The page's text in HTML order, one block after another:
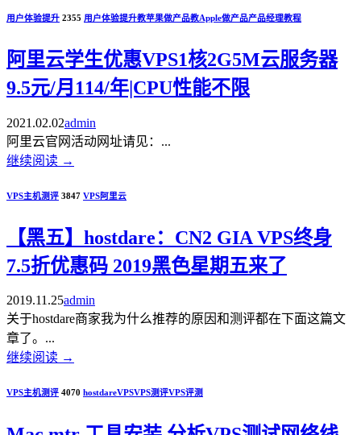
用户体验提升 2355 用户体验提升教苹果做产品教Apple做产品产品经理教程
阿里云学生优惠VPS1核2G5M云服务器
9.5元/月114/年|CPU性能不限
2021.02.02admin
阿里云官网活动网址请见：...
继续阅读 →
VPS主机测评 3847 VPS阿里云
【黑五】hostdare：CN2 GIA VPS终身
7.5折优惠码 2019黑色星期五来了
2019.11.25admin
关于hostdare商家我为什么推荐的原因和测评都在下面这篇文
章了。...
继续阅读 →
VPS主机测评 4070 hostdareVPSVPS测评VPS评测